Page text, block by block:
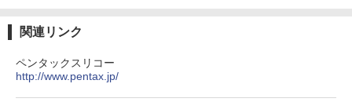
関連リンク
ペンタックスリコー
http://www.pentax.jp/